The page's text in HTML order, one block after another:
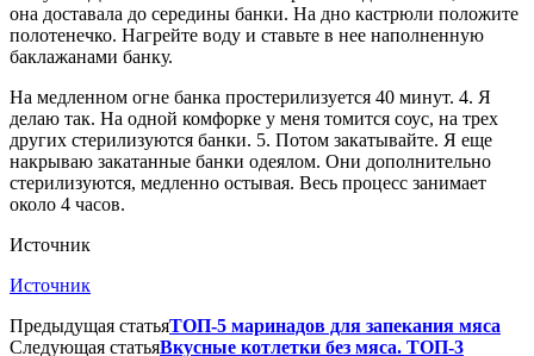
она доставала до середины банки. На дно кастрюли положите
полотенечко. Нагрейте воду и ставьте в нее наполненную
баклажанами банку.
На медленном огне банка простерилизуется 40 минут. 4. Я
делаю так. На одной комфорке у меня томится соус, на трех
других стерилизуются банки. 5. Потом закатывайте. Я еще
накрываю закатанные банки одеялом. Они дополнительно
стерилизуются, медленно остывая. Весь процесс занимает
около 4 часов.
Источник
Источник
Предыдущая статьяТОП-5 маринадов для запекания мяса
Следующая статьяВкусные котлетки без мяса. ТОП-3